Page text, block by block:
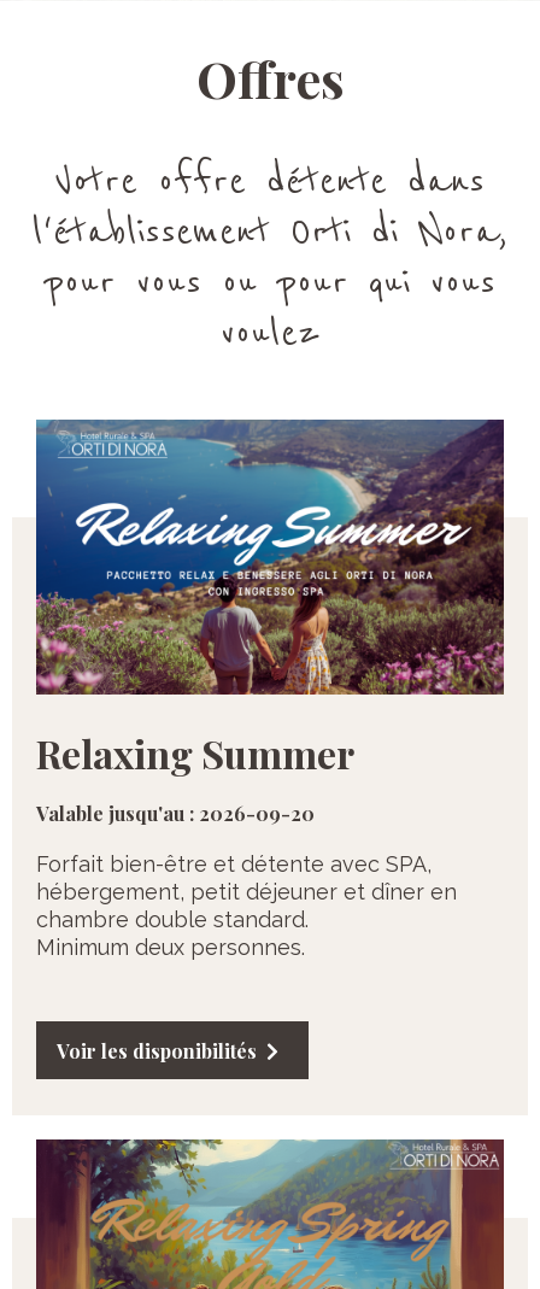
Offres
Votre offre détente dans
l'établissement Orti di Nora,
pour vous ou pour qui vous
voulez
Relaxing Summer
Valable jusqu'au : 2026-09-20
Forfait bien-être et détente avec SPA,
hébergement, petit déjeuner et dîner en
chambre double standard.
Minimum deux personnes.
Voir les disponibilités